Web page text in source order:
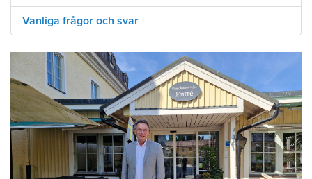
Vanliga frågor och svar